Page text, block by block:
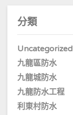
分類
Uncategorized
九龍區防水
九龍城防水
九龍防水工程
利東村防水